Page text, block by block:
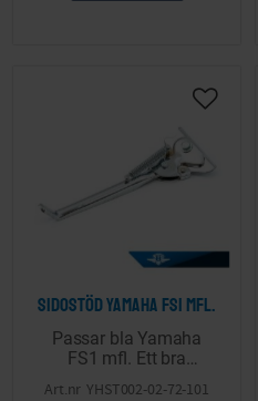
Sidostöd Yamaha FS1 mfl.
Passar bla Yamaha
FS1 mfl. Ett bra
universalstöd.
YHST002-02-72-101
Lägg